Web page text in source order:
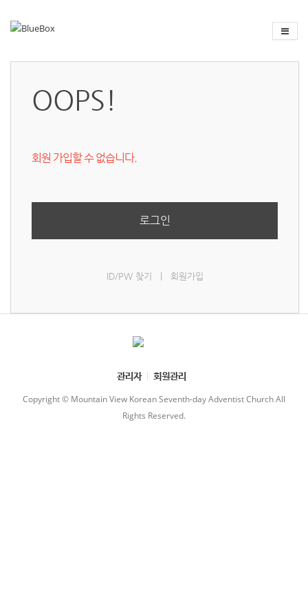
OOPS!
회원 가입할 수 없습니다.
로그인
ID/PW 찾기 회원가입
관리자 회원관리
Copyright © Mountain View Korean Seventh-day Adventist Church All
Rights Reserved.